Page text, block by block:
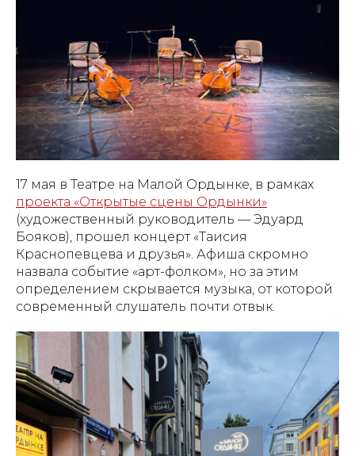
17 мая в Театре на Малой Ордынке, в рамках
проекта «Открытые сцены Ордынки»
(художественный руководитель — Эдуард
Бояков), прошел концерт «Таисия
Краснопевцева и друзья». Афиша скромно
назвала событие «арт-фолком», но за этим
определением скрывается музыка, от которой
современный слушатель почти отвык.